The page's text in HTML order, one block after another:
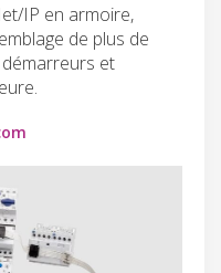
IP en armoire,
de plus de
et